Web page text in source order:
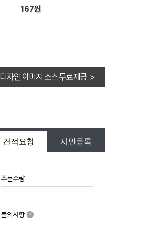
09; (손잡이110mm)
167원
디자인 이미지 소스 무료제공 >
견적요청 시안등록
주문수량
문의사항